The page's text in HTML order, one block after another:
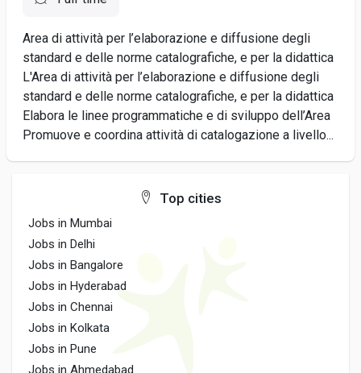
Area di attività per l’elaborazione e diffusione degli
standard e delle norme catalografiche, e per la didattica
L'Area di attività per l’elaborazione e diffusione degli
standard e delle norme catalografiche, e per la didattica
Elabora le linee programmatiche e di sviluppo dell’Area
Promuove e coordina attività di catalogazione a livello...
Top cities
Jobs in Mumbai
Jobs in Delhi
Jobs in Bangalore
Jobs in Hyderabad
Jobs in Chennai
Jobs in Kolkata
Jobs in Pune
Jobs in Ahmedabad